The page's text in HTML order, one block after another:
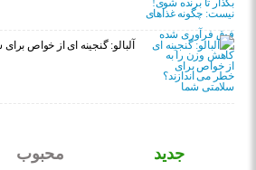
آلبالو: گنجینه ای از خواص
جدید محبوب